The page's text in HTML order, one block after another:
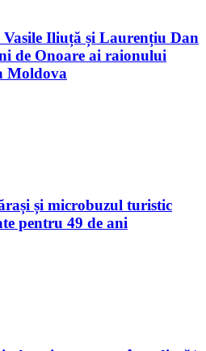
Iliuță și Laurențiu Dan
de Onoare ai raionului
Moldova
și microbuzul turistic
pentru 49 de ani